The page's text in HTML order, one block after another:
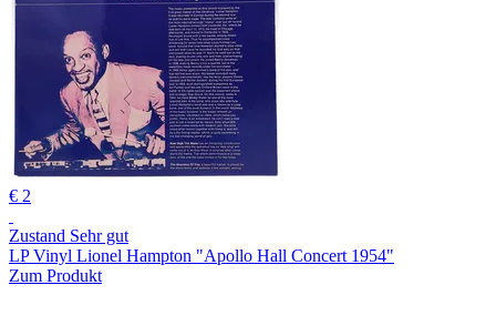
€ 2
Zustand Sehr gut
LP Vinyl Lionel Hampton "Apollo Hall Concert 1954"
Zum Produkt